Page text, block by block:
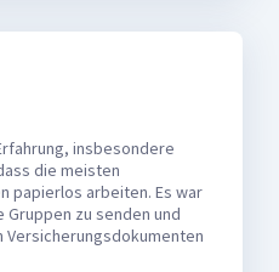
insbesondere
die meisten
papierlos arbeiten. Es war
Gruppen zu senden und